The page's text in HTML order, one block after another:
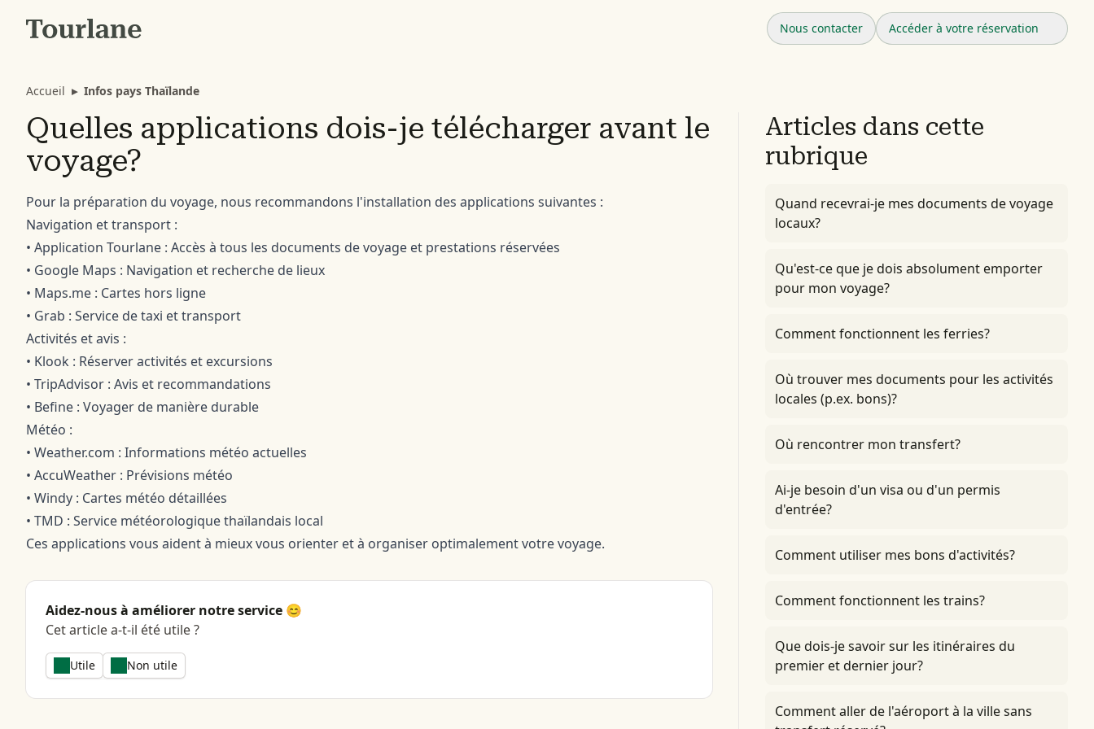
Nous contacter Accéder à votre réservation
Accueil ▸ Infos pays Thaïlande
Quelles applications dois-je télécharger avant le
voyage?
Pour la préparation du voyage, nous recommandons l'installation des applications suivantes :
Navigation et transport :
• Application Tourlane : Accès à tous les documents de voyage et prestations réservées
• Google Maps : Navigation et recherche de lieux
• Maps.me : Cartes hors ligne
• Grab : Service de taxi et transport
Activités et avis :
• Klook : Réserver activités et excursions
• TripAdvisor : Avis et recommandations
• Befine : Voyager de manière durable
Météo :
• Weather.com : Informations météo actuelles
• AccuWeather : Prévisions météo
• Windy : Cartes météo détaillées
• TMD : Service météorologique thaïlandais local
Ces applications vous aident à mieux vous orienter et à organiser optimalement votre voyage.
Aidez-nous à améliorer notre service 😊
Cet article a-t-il été utile ?
Utile Non utile
Articles dans cette
rubrique
Quand recevrai-je mes documents de voyage
locaux?
Qu'est-ce que je dois absolument emporter
pour mon voyage?
Comment fonctionnent les ferries?
Où trouver mes documents pour les activités
locales (p.ex. bons)?
Où rencontrer mon transfert?
Ai-je besoin d'un visa ou d'un permis
d'entrée?
Comment utiliser mes bons d'activités?
Comment fonctionnent les trains?
Que dois-je savoir sur les itinéraires du
premier et dernier jour?
Comment aller de l'aéroport à la ville sans